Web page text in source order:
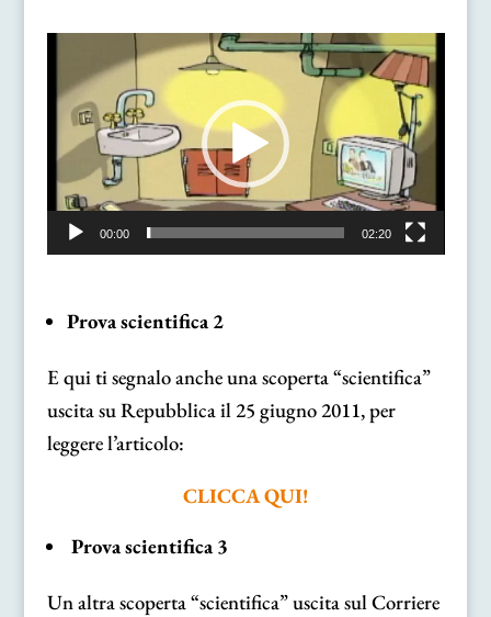
Player
00:00 02:20
Prova scientifica 2
E qui ti segnalo anche una scoperta “scientifica”
uscita su Repubblica il 25 giugno 2011, per
leggere l’articolo:
CLICCA QUI!
Prova scientifica 3
Un altra scoperta “scientifica” uscita sul Corriere